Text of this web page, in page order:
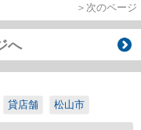
＞次のページ
へ
貸店舗 松山市